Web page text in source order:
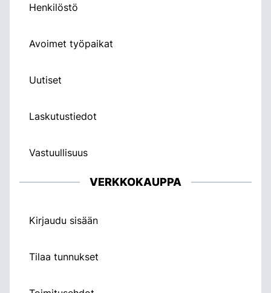
Henkilöstö
Avoimet työpaikat
Uutiset
Laskutustiedot
Vastuullisuus
VERKKOKAUPPA
Kirjaudu sisään
Tilaa tunnukset